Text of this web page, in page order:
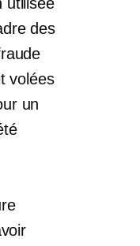
des
volées
un